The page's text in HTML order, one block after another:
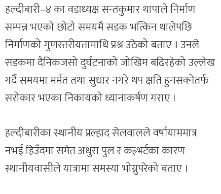
हल्दीबारी–४ का वडाध्यक्ष सन्तकुमार थापाले निर्माण
सम्पन्न भएको छोटो समयमै सडक भत्किन थालेपछि
निर्माणको गुणस्तरीयतामाथि प्रश्न उठेको बताए । उनले
सडकमा दैनिकजसो दुर्घटनाको जोखिम बढिरहेको उल्लेख
गर्दै समयमा मर्मत तथा सुधार नगरे थप क्षति हुनसक्नेतर्फ
सरोकार भएका निकायको ध्यानाकर्षण गराए ।
हल्दीबारीका स्थानीय प्रल्हाद सेलवालले वर्षायाममात्र
नभई हिउँदमा समेत अधुरा पुल र कल्भर्टका कारण
स्थानीयवासीले यात्रामा समस्या भोग्नुपरेको बताए ।